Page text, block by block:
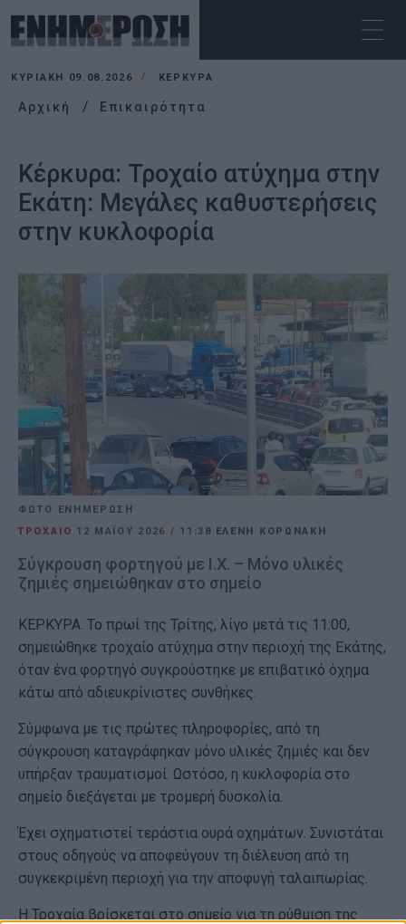
ΚΥΡΙΑΚΉ 09.08.2026 ΚΕΡΚΥΡΑ
Αρχική Επικαιρότητα
Κέρκυρα: Τροχαίο ατύχημα στην
Εκάτη: Μεγάλες καθυστερήσεις
στην κυκλοφορία
ΦΩΤΟ ΕΝΗΜΕΡΩΣΗ
ΤΡΟΧΑΙΟ 12 ΜΑΪ́ΟΥ 2026 / 11:38 ΕΛΕΝΗ ΚΟΡΩΝΑΚΗ
Σύγκρουση φορτηγού με Ι.Χ. – Μόνο υλικές
ζημιές σημειώθηκαν στο σημείο
ΚΕΡΚΥΡΑ. Το πρωί της Τρίτης, λίγο μετά τις 11:00,
σημειώθηκε τροχαίο ατύχημα στην περιοχή της Εκάτης,
όταν ένα φορτηγό συγκρούστηκε με επιβατικό όχημα
κάτω από αδιευκρίνιστες συνθήκες.
Σύμφωνα με τις πρώτες πληροφορίες, από τη
σύγκρουση καταγράφηκαν μόνο υλικές ζημιές και δεν
υπήρξαν τραυματισμοί. Ωστόσο, η κυκλοφορία στο
σημείο διεξάγεται με τρομερή δυσκολία.
Έχει σχηματιστεί τεράστια ουρά οχημάτων. Συνιστάται
στους οδηγούς να αποφεύγουν τη διέλευση από τη
συγκεκριμένη περιοχή για την αποφυγή ταλαιπωρίας.
Η Τροχαία βρίσκεται στο σημείο για τη ρύθμιση της